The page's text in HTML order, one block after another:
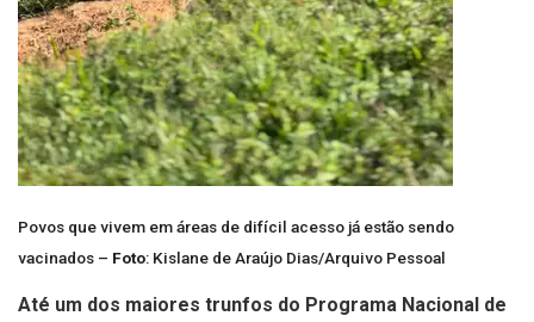
Povos que vivem em áreas de difícil acesso já estão sendo
vacinados – Foto: Kislane de Araújo Dias/Arquivo Pessoal
Até um dos maiores trunfos do Programa Nacional de